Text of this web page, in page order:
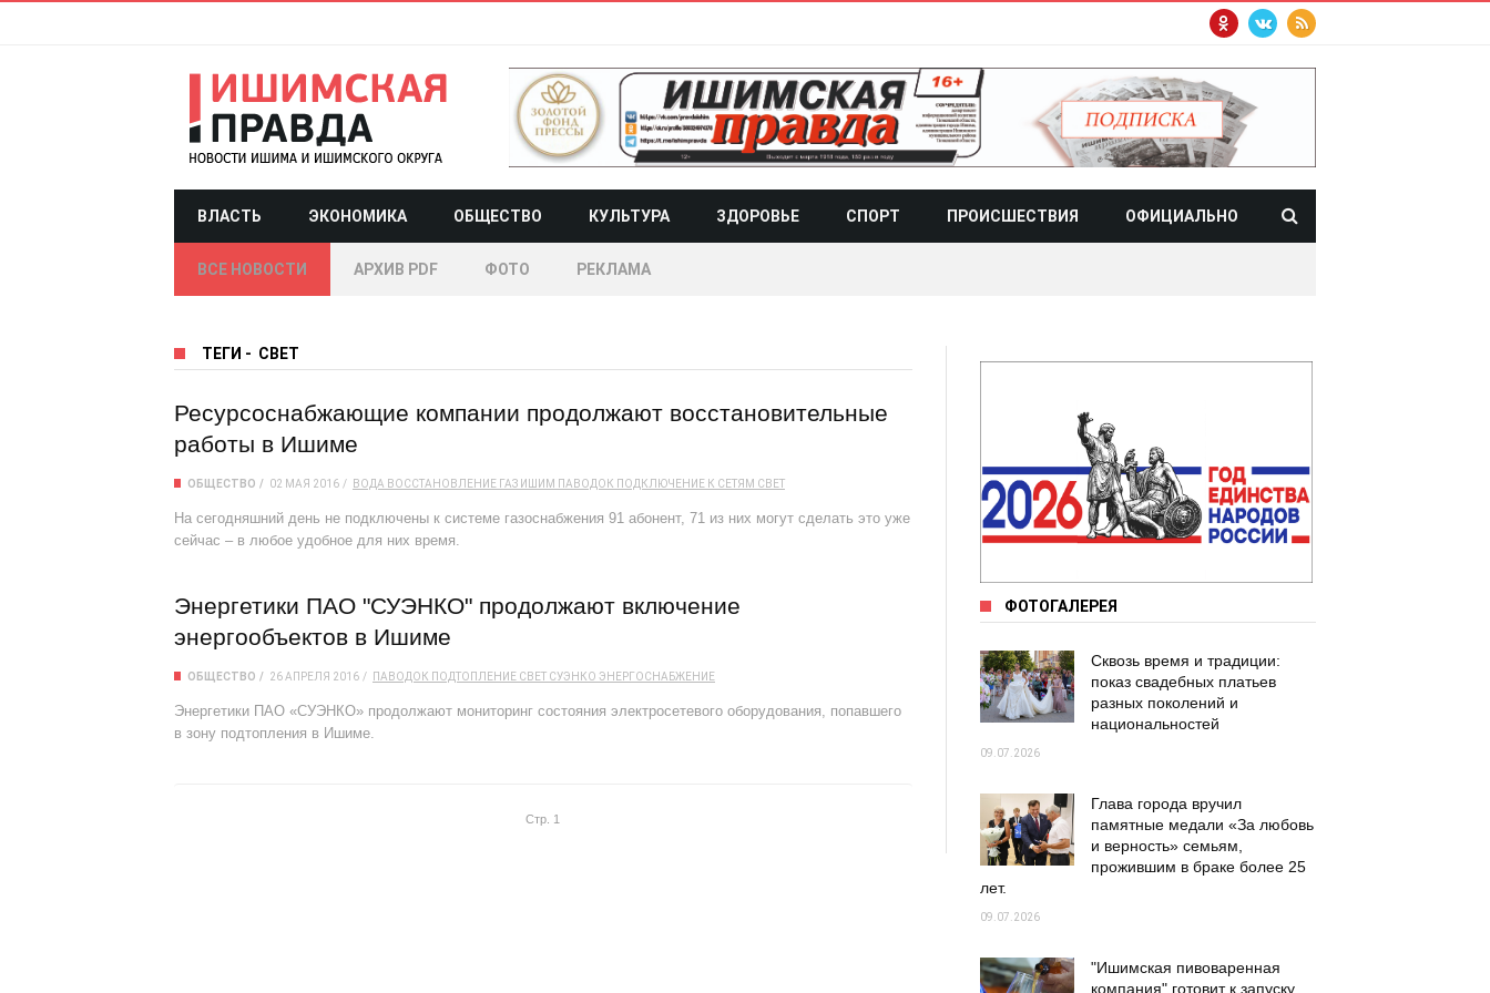
ВЛАСТЬ ЭКОНОМИКА ОБЩЕСТВО КУЛЬТУРА ЗДОРОВЬЕ СПОРТ ПРОИСШЕСТВИЯ ОФИЦИАЛЬНО
ВСЕ НОВОСТИ АРХИВ PDF ФОТО РЕКЛАМА
ТЕГИ - СВЕТ
Ресурсоснабжающие компании продолжают восстановительные
работы в Ишиме
ОБЩЕСТВО 02 МАЯ 2016 ВОДА ВОССТАНОВЛЕНИЕ ГАЗ ИШИМ ПАВОДОК ПОДКЛЮЧЕНИЕ К СЕТЯМ СВЕТ
На сегодняшний день не подключены к системе газоснабжения 91 абонент, 71 из них могут сделать это уже
сейчас – в любое удобное для них время.
Энергетики ПАО "СУЭНКО" продолжают включение
энергообъектов в Ишиме
ОБЩЕСТВО 26 АПРЕЛЯ 2016 ПАВОДОК ПОДТОПЛЕНИЕ СВЕТ СУЭНКО ЭНЕРГОСНАБЖЕНИЕ
Энергетики ПАО «СУЭНКО» продолжают мониторинг состояния электросетевого оборудования, попавшего
в зону подтопления в Ишиме.
Стр. 1
ФОТОГАЛЕРЕЯ
Сквозь время и традиции:
показ свадебных платьев
разных поколений и
национальностей
09.07.2026
Глава города вручил
памятные медали «За любовь
и верность» семьям,
прожившим в браке более 25
лет.
09.07.2026
"Ишимская пивоваренная
компания" готовит к запуску